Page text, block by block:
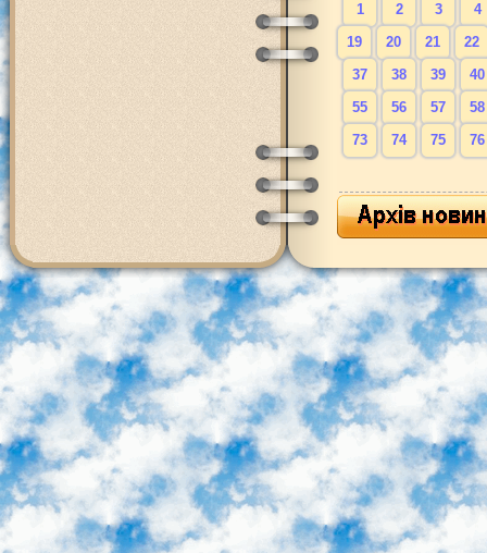
1 2 3
4
19
20 21
22
37
38 39
40
55
56 57
58
73
74 75 76